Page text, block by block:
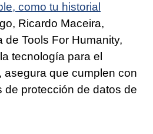
como tu historial
Ricardo Maceira,
de Tools For Humanity,
tecnología para el
asegura que cumplen con
de protección de datos de